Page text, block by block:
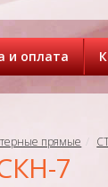
и оплата
прямые
7